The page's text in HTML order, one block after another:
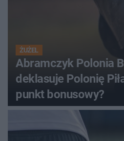
ŻUŻEL
Abramczyk Polonia
deklasuje Polonię
punkt bonusowy?